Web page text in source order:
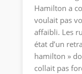
Hamilton a
voulait pas
affaibli. Les
état d’un
hamilton »
collait pas